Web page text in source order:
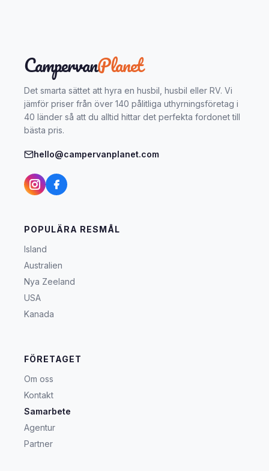
CampervanPlanet
Det smarta sättet att hyra en husbil, husbil eller RV. Vi
jämför priser från över 140 pålitliga uthyrningsföretag i
40 länder så att du alltid hittar det perfekta fordonet till
bästa pris.
hello@campervanplanet.com
POPULÄRA RESMÅL
Island
Australien
Nya Zeeland
USA
Kanada
FÖRETAGET
Om oss
Kontakt
Samarbete
Agentur
Partner